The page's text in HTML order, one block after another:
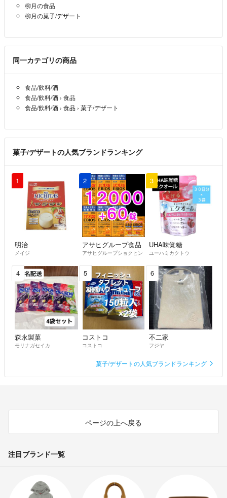
柳月の食品
柳月の菓子/デザート
同一カテゴリの商品
食品/飲料/酒
食品/飲料/酒 › 食品
食品/飲料/酒 › 食品 › 菓子/デザート
菓子/デザートの人気ブランドランキング
1
明治
メイジ
2
アサヒグループ食品
アサヒグループショクヒン
3
UHA味覚糖
ユーハミカクトウ
4
森永製菓
モリナガセイカ
5
コストコ
コストコ
6
不二家
フジヤ
菓子/デザートの人気ブランドランキング
ページの上へ戻る
注目ブランド一覧